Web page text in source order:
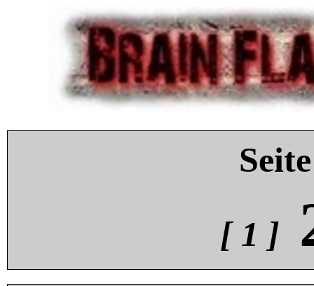
[ 1 ]